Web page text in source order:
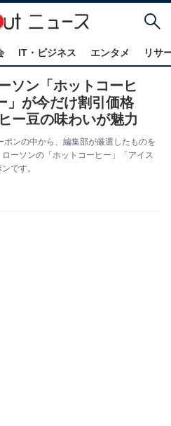
IT・ビジネス エンタメ リサ
ソン「ホットコーヒ
」が今だけ割引価格
ー豆の味わいが魅力
ンの中から、編集部が厳選したものを
ーソンの「ホットコーヒー」「アイス
です。